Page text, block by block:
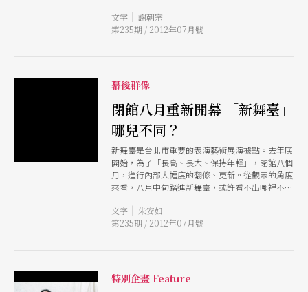
文字 | 謝朝宗
第235期 / 2012年07月號
幕後群像
閉館八月重新開幕 「新舞臺」
哪兒不同？
新舞臺是台北市重要的表演藝術展演據點。去年底
開始，為了「長高、長大、保持年輕」，閉館八個
月，進行內部大幅度的翻修、更新。從觀眾的角度
來看，八月中旬踏進新舞臺，或許看不出哪裡不
有藝術團隊都能感覺到，新舞臺比以前好用。」資
深舞台監督魏鍇這麼說。
文字 | 朱安如
第235期 / 2012年07月號
特別企畫 Feature